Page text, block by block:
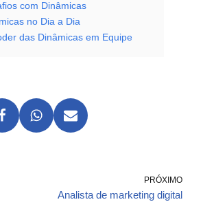
com Dinâmicas
no Dia a Dia
das Dinâmicas em Equipe
PRÓXIMO
Analista de marketing digital